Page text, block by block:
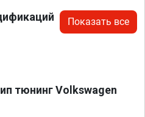
Показать все
тюнинг Volkswagen